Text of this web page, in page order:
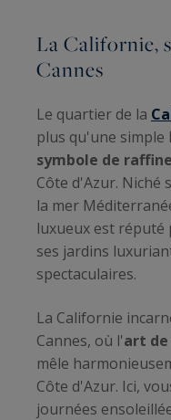
La Californie,
Cannes
Le quartier de la
plus qu'une
symbole de
Côte d'Azur.
la mer
luxueux est réputé
ses jardins
spectaculaires.
La Californie
Cannes, où l'art
mêle
Côte d'Azur. Ici,
journées